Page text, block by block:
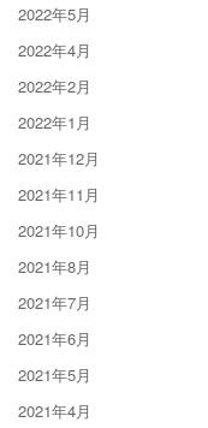
2022年5月
2022年4月
2022年2月
2022年1月
2021年12月
2021年11月
2021年10月
2021年8月
2021年7月
2021年6月
2021年5月
2021年4月